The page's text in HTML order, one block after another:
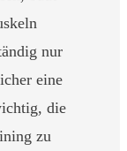
nur
eine
die
zu